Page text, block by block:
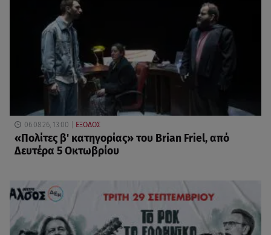
06.08.26, 13:00 ΕΞΟΔΟΣ
«Πολίτες β' κατηγορίας» του Brian Friel, από
Δευτέρα 5 Οκτωβρίου